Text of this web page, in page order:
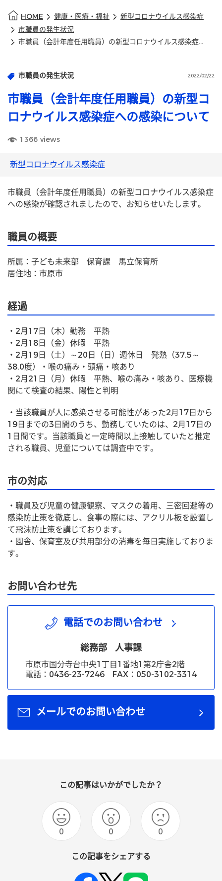
HOME 健康・医療・福祉
新型コロナウイルス感染症
市職員の発生状況
市職員（会計年度任用職員）の新型コロナウイルス感染症への感染について
市職員の発生状況 2022/02/22
市職員（会計年度任用職員）の新型コ
ロナウイルス感染症への感染について
1366 views
新型コロナウイルス感染症
市職員（会計年度任用職員）の新型コロナウイルス感染症
への感染が確認されましたので、お知らせいたします。
職員の概要
所属：子ども未来部　保育課　馬立保育所
居住地：市原市
経過
・2月17日（木）勤務　平熱
・2月18日（金）休暇　平熱
・2月19日（土）～20日（日）週休日　発熱（37.5～
38.0度）・喉の痛み・頭痛・咳あり
・2月21日（月）休暇　平熱、喉の痛み・咳あり、医療機
関にて検査の結果、陽性と判明
・当該職員が人に感染させる可能性があった2月17日から
19日までの3日間のうち、勤務していたのは、2月17日の
1日間です。当該職員と一定時間以上接触していたと推定
される職員、児童については調査中です。
市の対応
・職員及び児童の健康観察、マスクの着用、三密回避等の
感染防止策を徹底し、食事の際には、アクリル板を設置し
て飛沫防止策を講じております。
・園舎、保育室及び共用部分の消毒を毎日実施しておりま
す。
お問い合わせ先
電話でのお問い合わせ
総務部 人事課
市原市国分寺台中央1丁目1番地1第2庁舎2階
電話：0436-23-7246 FAX：050-3102-3314
メールでのお問い合わせ
この記事はいかがでしたか？
0 0 0
この記事をシェアする